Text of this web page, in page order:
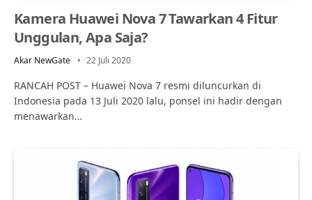
Kamera Huawei Nova 7 Tawarkan 4 Fitur
Unggulan, Apa Saja?
Akar NewGate 22 Juli 2020
RANCAH POST – Huawei Nova 7 resmi diluncurkan di
Indonesia pada 13 Juli 2020 lalu, ponsel ini hadir dengan
menawarkan…